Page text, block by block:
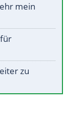
mein
zu